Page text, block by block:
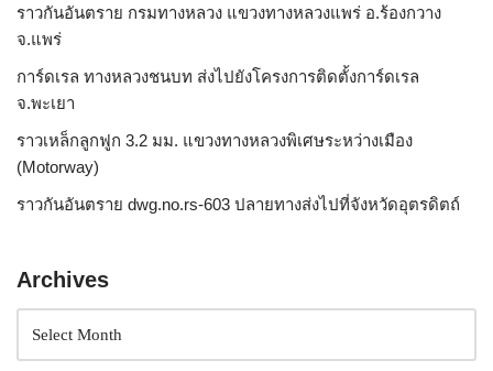
ราวกันอันตราย กรมทางหลวง แขวงทางหลวงแพร่ อ.ร้องกวาง
จ.แพร่
การ์ดเรล ทางหลวงชนบท ส่งไปยังโครงการติดตั้งการ์ดเรล
จ.พะเยา
ราวเหล็กลูกฟูก 3.2 มม. แขวงทางหลวงพิเศษระหว่างเมือง
(Motorway)
ราวกันอันตราย dwg.no.rs-603 ปลายทางส่งไปที่จังหวัดอุตรดิตถ์
Archives